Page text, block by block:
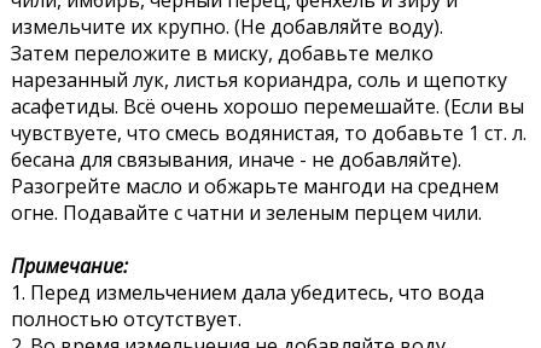
измельчите их крупно. (Не добавляйте воду).
Затем переложите в миску, добавьте мелко
нарезанный лук, листья кориандра, соль и щепотку
асафетиды. Всё очень хорошо перемешайте. (Если вы
чувствуете, что смесь водянистая, то добавьте 1 ст. л.
бесана для связывания, иначе - не добавляйте).
Разогрейте масло и обжарьте мангоди на среднем
огне. Подавайте с чатни и зеленым перцем чили.
Примечание:
1. Перед измельчением дала убедитесь, что вода
полностью отсутствует.